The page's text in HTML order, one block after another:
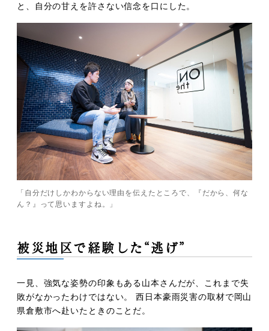
と、自分の甘えを許さない信念を口にした。
「自分だけしかわからない理由を伝えたところで、『だから、何な
ん？』って思いますよね。」
被災地区で経験した“逃げ”
一見、強気な姿勢の印象もある山本さんだが、これまで失
敗がなかったわけではない。 西日本豪雨災害の取材で岡山
県倉敷市へ赴いたときのことだ。